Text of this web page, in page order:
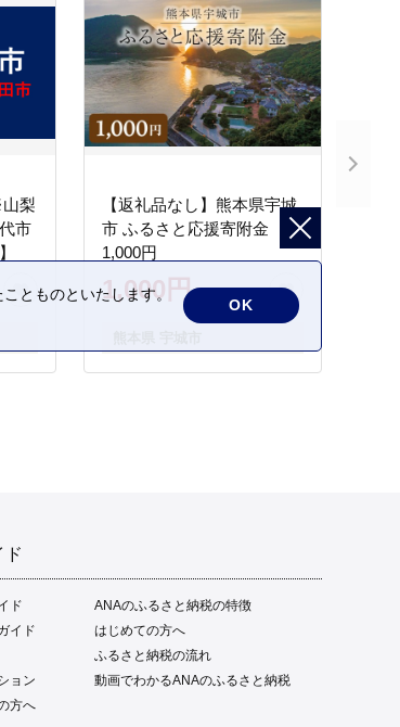
梨
市
【返礼品なし】熊本県宇城
市 ふるさと応援寄附金
1,000円
1,000円
ド
ド
ANAのふるさと納税の特徴
イド
はじめての方へ
ふるさと納税の流れ
ョン
動画でわかるANAのふるさと納税
方へ
とものといたします。
OK